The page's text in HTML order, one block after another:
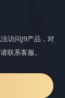
访问J9产品，对
联系客服。